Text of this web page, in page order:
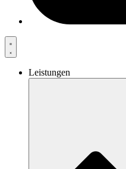
Leistungen